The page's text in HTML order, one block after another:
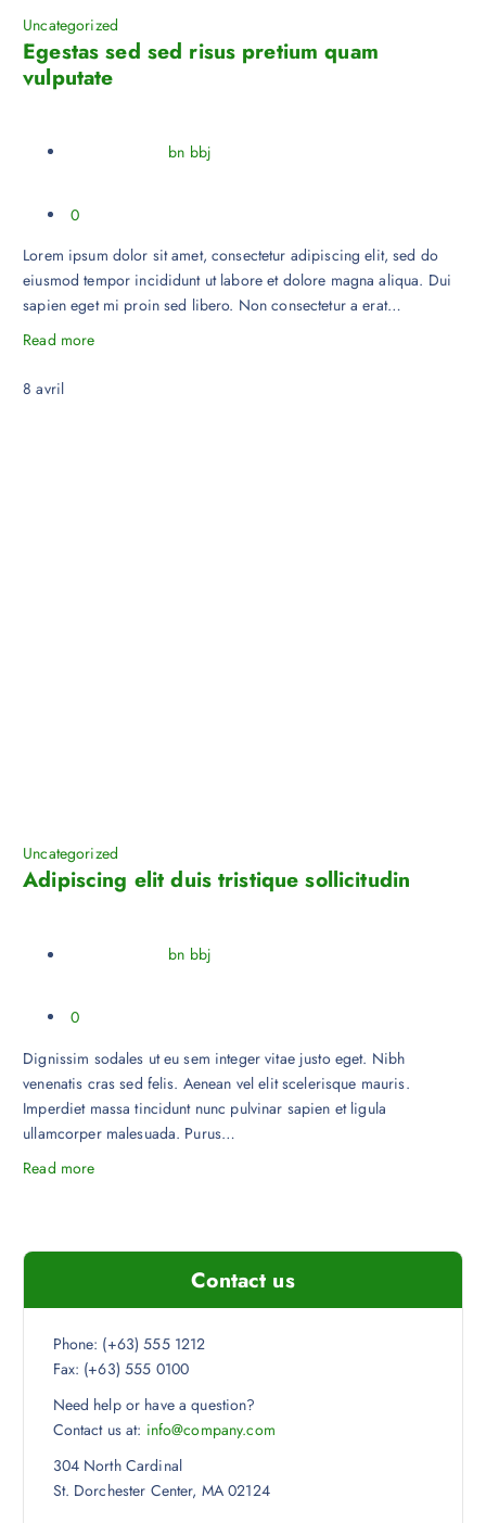
Uncategorized
Egestas sed sed risus pretium quam
vulputate
bn bbj
0
Lorem ipsum dolor sit amet, consectetur adipiscing elit, sed do
eiusmod tempor incididunt ut labore et dolore magna aliqua. Dui
sapien eget mi proin sed libero. Non consectetur a erat…
Read more
8 avril
Uncategorized
Adipiscing elit duis tristique sollicitudin
bn bbj
0
Dignissim sodales ut eu sem integer vitae justo eget. Nibh
venenatis cras sed felis. Aenean vel elit scelerisque mauris.
Imperdiet massa tincidunt nunc pulvinar sapien et ligula
ullamcorper malesuada. Purus…
Read more
Contact us
Phone: (+63) 555 1212
Fax: (+63) 555 0100
Need help or have a question?
Contact us at: info@company.com
304 North Cardinal
St. Dorchester Center, MA 02124